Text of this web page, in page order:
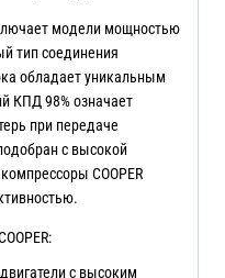
модели мощностью
тип соединения
обладает уникальным
КПД 98% означает
при передаче
с высокой
COOPER
с высоким